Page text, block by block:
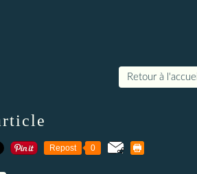
Retour à l'accueil
Repost 0